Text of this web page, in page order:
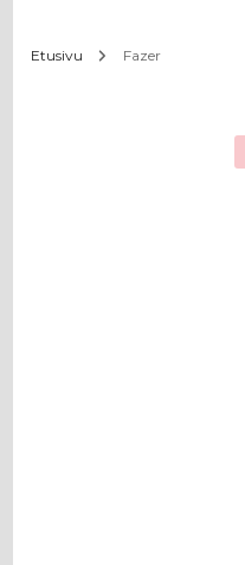
Etusivu Fazer